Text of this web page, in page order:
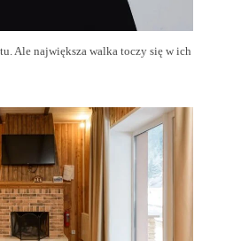
Ale największa walka toczy się w ich